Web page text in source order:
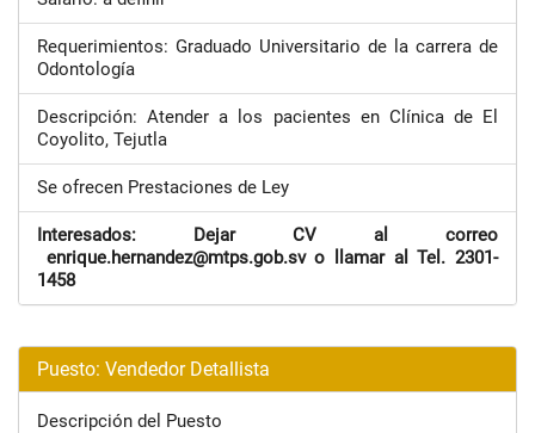
Requerimientos: Graduado Universitario de la carrera de
Odontología
Descripción: Atender a los pacientes en Clínica de El
Coyolito, Tejutla
Se ofrecen Prestaciones de Ley
Interesados: Dejar CV al correo
enrique.hernandez@mtps.gob.sv o llamar al Tel. 2301-
1458
Puesto: Vendedor Detallista
Descripción del Puesto